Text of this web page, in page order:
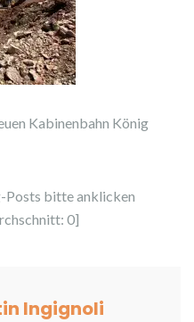
Kabinenbahn König
Posts bitte anklicken
0]
Ingignoli